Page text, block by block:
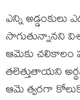
ఎన్ని
సాగుతున్నానని
ఆమెకు
తలెత్తుతాయని
ఆమె త్వరగా